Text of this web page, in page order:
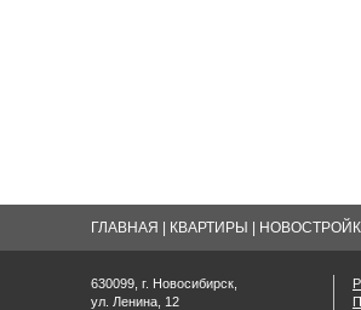
ГЛАВНАЯ КВАРТИРЫ
630099, г. Новосибирск,
ул. Ленина, 12